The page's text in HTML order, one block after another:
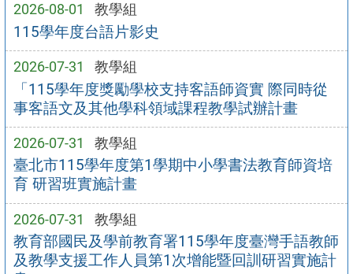
2026-08-01 教學組
115學年度台語片影史
2026-07-31 教學組
「115學年度獎勵學校支持客語師資實 際同時從
事客語文及其他學科領域課程教學試辦計畫
2026-07-31 教學組
臺北市115學年度第1學期中小學書法教育師資培
育 研習班實施計畫
2026-07-31 教學組
教育部國民及學前教育署115學年度臺灣手語教師
及教學支援工作人員第1次增能暨回訓研習實施計